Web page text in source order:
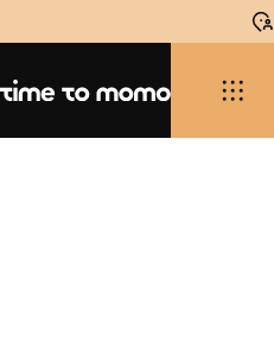
Home